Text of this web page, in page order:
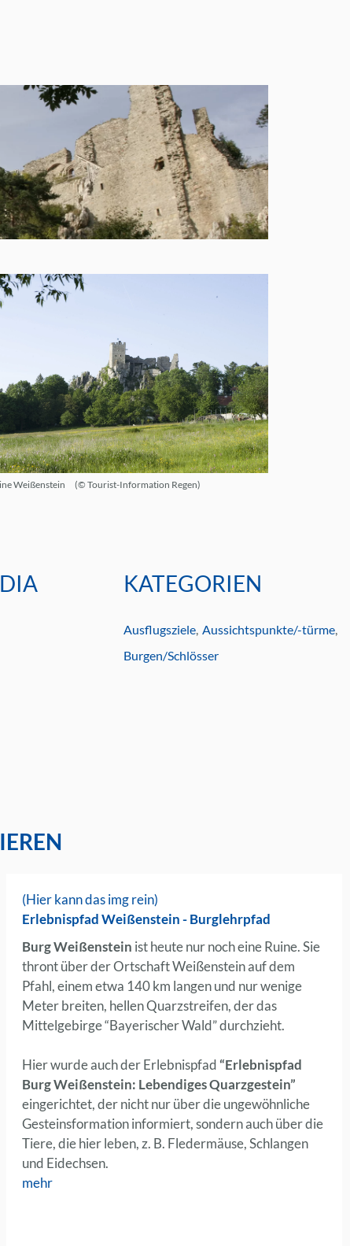
Weißenstein © Tourist-Information Regen
KATEGORIEN
Ausflugsziele Aussichtspunkte/-türme
Burgen/Schlösser
(Hier kann das img rein)
Erlebnispfad Weißenstein - Burglehrpfad
Burg Weißenstein ist heute nur noch eine Ruine. Sie
thront über der Ortschaft Weißenstein auf dem
Pfahl, einem etwa 140 km langen und nur wenige
Meter breiten, hellen Quarzstreifen, der das
Mittelgebirge “Bayerischer Wald” durchzieht.
Hier wurde auch der Erlebnispfad “Erlebnispfad
Burg Weißenstein: Lebendiges Quarzgestein”
eingerichtet, der nicht nur über die ungewöhnliche
Gesteinsformation informiert, sondern auch über die
Tiere, die hier leben, z. B. Fledermäuse, Schlangen
und Eidechsen.
mehr